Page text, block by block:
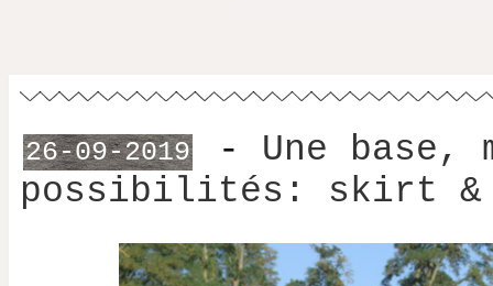
26-09-2019 - Une base,
possibilités: skirt &